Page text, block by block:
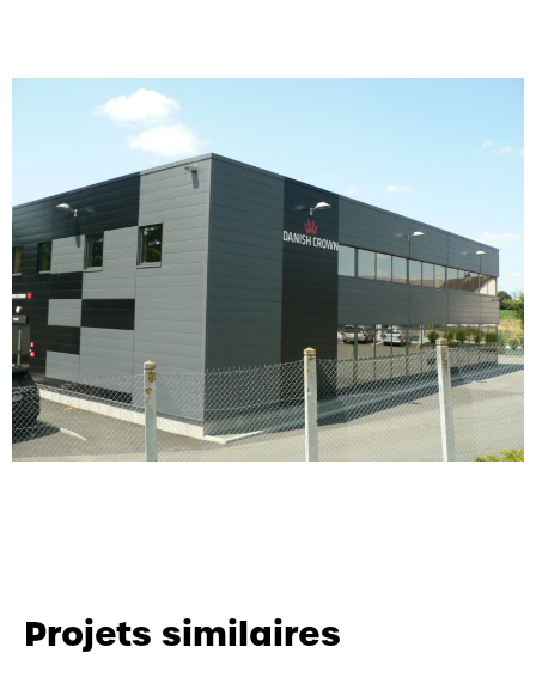
Projets similaires